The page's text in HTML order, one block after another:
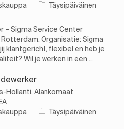
Työn tyyppi
Täysipäiväinen
– Sigma Service Center
Organisatie: Sigma
klantgericht, flexibel en heb je
Wil je werken in een ...
Hollanti, Alankomaat
Työn tyyppi
Täysipäiväinen